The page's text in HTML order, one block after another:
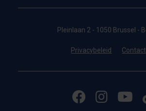
Pleinlaan 2 - 1050 Brussel -
Privacybeleid Contact